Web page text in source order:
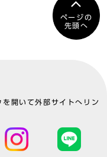
ページの
先頭へ
開いて外部サイトへリン